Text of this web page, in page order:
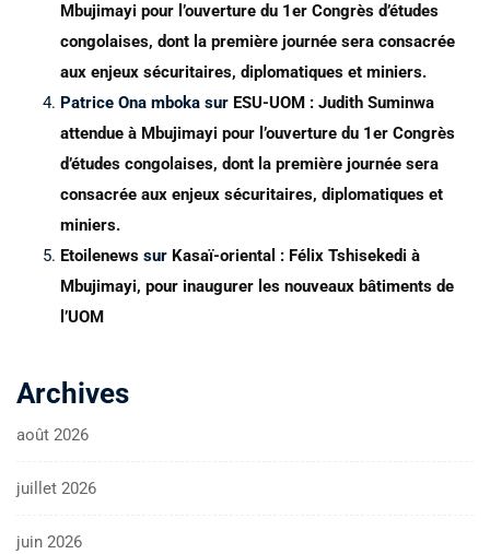
Mbujimayi pour l’ouverture du 1er Congrès d’études
congolaises, dont la première journée sera consacrée
aux enjeux sécuritaires, diplomatiques et miniers.
Patrice Ona mboka sur ESU-UOM : Judith Suminwa
attendue à Mbujimayi pour l’ouverture du 1er Congrès
d’études congolaises, dont la première journée sera
consacrée aux enjeux sécuritaires, diplomatiques et
miniers.
Etoilenews sur Kasaï-oriental : Félix Tshisekedi à
Mbujimayi, pour inaugurer les nouveaux bâtiments de
l’UOM
Archives
août 2026
juillet 2026
juin 2026